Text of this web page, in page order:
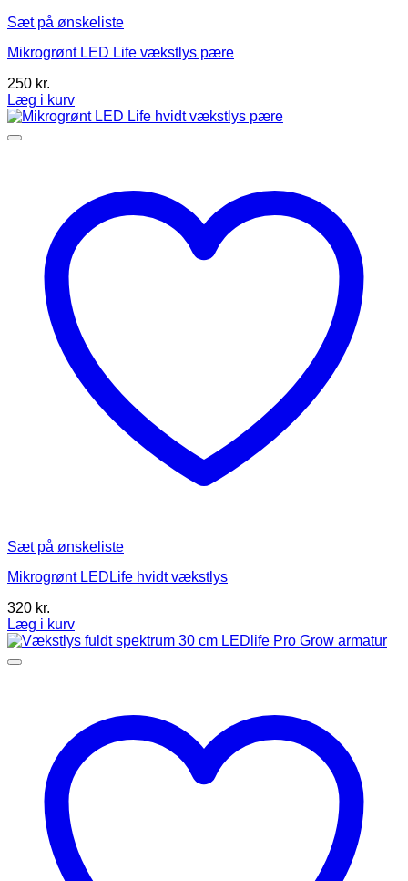
Sæt på ønskeliste
Mikrogrønt LED Life vækstlys pære
250 kr.
Læg i kurv
Sæt på ønskeliste
Mikrogrønt LEDLife hvidt vækstlys
320 kr.
Læg i kurv